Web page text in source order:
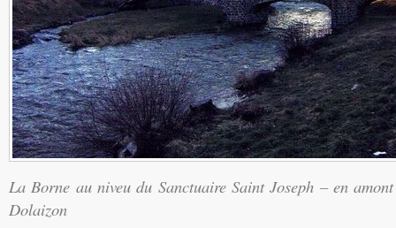
La Borne au niveu du Sanctuaire Saint Joseph – en
Dolaizon